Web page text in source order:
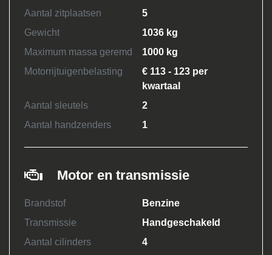
Aantal zitplaatsen
5
Gewicht
1036 kg
Maximum massa geremd
1000 kg
Motorrijtuigenbelasting
€ 113 - 123 per
kwartaal
Aantal sleutels
2
Aantal handzenders
1
Motor en transmissie
Brandstof
Benzine
Transmissie
Handgeschakeld
Aantal cilinders
4